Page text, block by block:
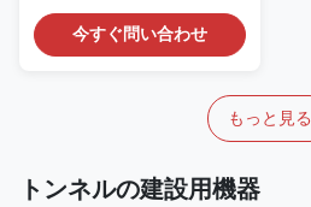
Machine Description...
今すぐ問い合わせ
もっと見る
トンネルの建設用機器